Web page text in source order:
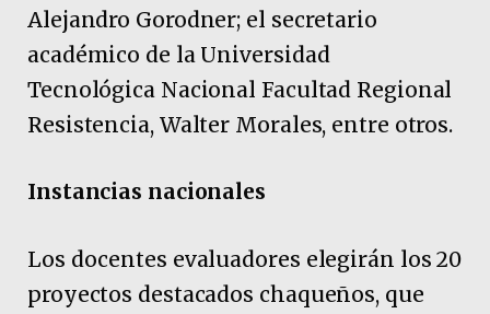
Alejandro Gorodner; el secretario
académico de la Universidad
Tecnológica Nacional Facultad Regional
Resistencia, Walter Morales, entre otros.
Instancias nacionales
Los docentes evaluadores elegirán los 20
proyectos destacados chaqueños, que